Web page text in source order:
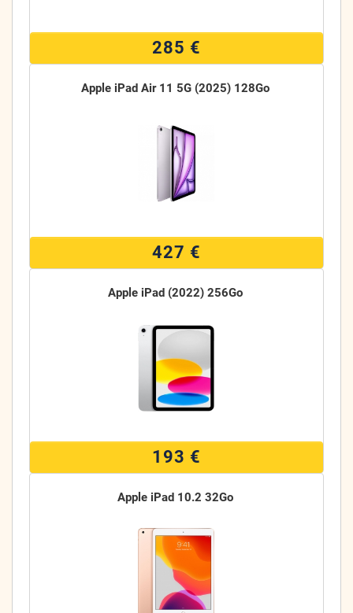
285 €
Apple iPad Air 11 5G (2025) 128Go
427 €
Apple iPad (2022) 256Go
193 €
Apple iPad 10.2 32Go